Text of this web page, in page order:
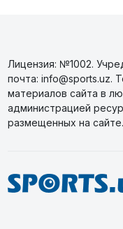
Лицензия: №1002.
почта: info@sports.uz.
материалов сайта в
администрацией
размещенных на сайте.